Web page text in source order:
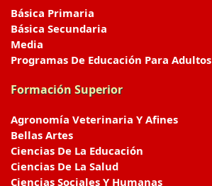
Básica Primaria
Básica Secundaria
Media
Programas De Educación Para Adultos
Formación Superior
Agronomía Veterinaria Y Afines
Bellas Artes
Ciencias De La Educación
Ciencias De La Salud
Ciencias Sociales Y Humanas